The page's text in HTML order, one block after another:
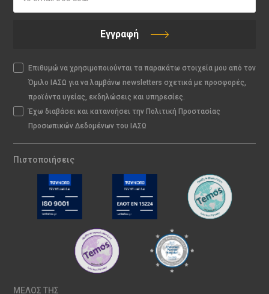
Εγγραφή
Επιθυμώ να χρησιμοποιούνται τα παρακάτω στοιχεία μου από τον
Όμιλο ΙΑΣΩ για να λαμβάνω newsletters σχετικά με προσφορές,
προϊόντα υγείας, εκδηλώσεις και υπηρεσίες.
Έχω διαβάσει και κατανοήσει την Πολιτική Προστασίας
Προσωπικών Δεδομένων του ΙΑΣΩ
Πιστοποιήσεις
ΜΕΛΟΣ ΤΗΣ